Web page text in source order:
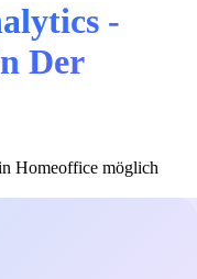
-
Der
Homeoffice möglich